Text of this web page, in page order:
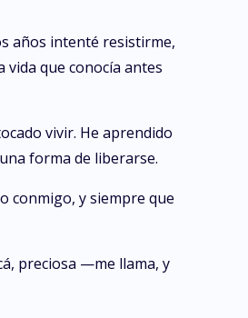
años intenté resistirme,
que conocía antes
vivir. He aprendido
forma de liberarse.
conmigo, y siempre que
preciosa —me llama, y